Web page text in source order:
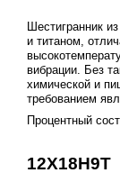
Шестигранник
и титаном,
вибрации. Без
химической и
требованием
Процентный
12Х18Н9Т